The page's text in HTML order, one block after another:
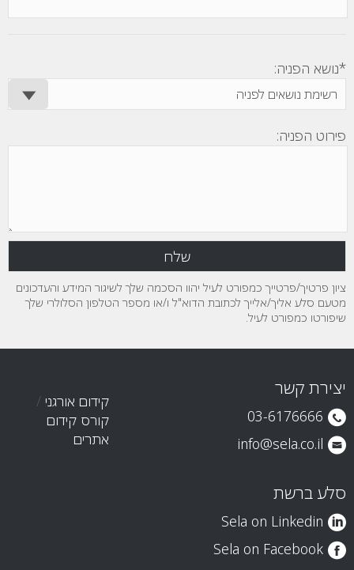
*נושא הפניה:
פירוט הפניה:
ציון פרטיך/פרטייך כמפורט לעיל יהוו הסכמה שלך לשיגור המידע והעדכונים
מטעם סלע אליך/אלייך לכתובת הדוא"ל ו/או מספר הטלפון הסלולרי שלך
שיפורטו כמפורט לעיל.
יצירת קשר
03-6176666
info@sela.co.il
סלע ברשת
Sela on Linkedin
Sela on Facebook
קידום אורגני /
קורס קידום
אתרים